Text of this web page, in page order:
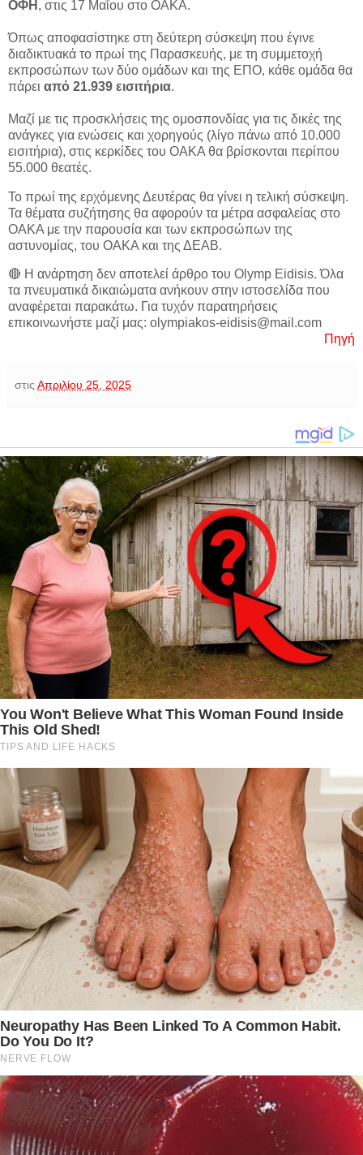
ΟΦΗ , στις 17 Μαΐου στο ΟΑΚΑ.
Όπως αποφασίστηκε στη δεύτερη σύσκεψη που έγινε
διαδικτυακά το πρωί της Παρασκευής, με τη συμμετοχή
εκπροσώπων των δύο ομάδων και της ΕΠΟ, κάθε ομάδα θα
πάρει από 21.939 εισιτήρια.
Μαζί με τις προσκλήσεις της ομοσπονδίας για τις δικές της
ανάγκες για ενώσεις και χορηγούς (λίγο πάνω από 10.000
εισιτήρια), στις κερκίδες του ΟΑΚΑ θα βρίσκονται περίπου
55.000 θεατές.
Το πρωί της ερχόμενης Δευτέρας θα γίνει η τελική σύσκεψη.
Τα θέματα συζήτησης θα αφορούν τα μέτρα ασφαλείας στο
ΟΑΚΑ με την παρουσία και των εκπροσώπων της
αστυνομίας, του ΟΑΚΑ και της ΔΕΑΒ.
🔴 Η ανάρτηση δεν αποτελεί άρθρο του Olymp Eidisis. Όλα
τα πνευματικά δικαιώματα ανήκουν στην ιστοσελίδα που
αναφέρεται παρακάτω. Για τυχόν παρατηρήσεις
επικοινωνήστε μαζί μας: olympiakos-eidisis@mail.com
Πηγή
στις Απριλίου 25, 2025